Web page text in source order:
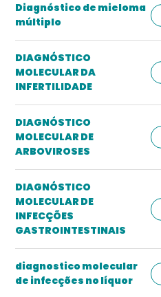
Diagnóstico de mieloma
múltiplo
DIAGNÓSTICO
MOLECULAR DA
INFERTILIDADE
DIAGNÓSTICO
MOLECULAR DE
ARBOVIROSES
DIAGNÓSTICO
MOLECULAR DE
INFECÇÕES
GASTROINTESTINAIS
diagnostico molecular
de infecções no líquor